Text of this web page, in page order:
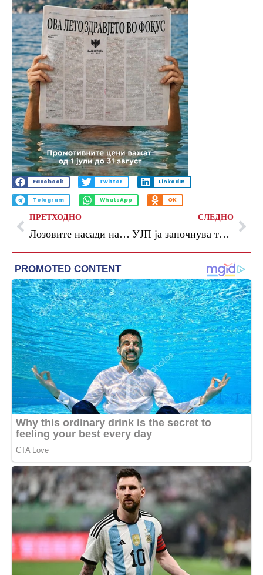
Facebook Twitter LinkedIn
Telegram WhatsApp OK
ПРЕТХОДНО
Лозовите насади на тероар вината на „Тиквеш“ меѓу најдобрите во Европа
СЛЕДНО
УЈП ја започнува третата фаза од проектот е-Фактура